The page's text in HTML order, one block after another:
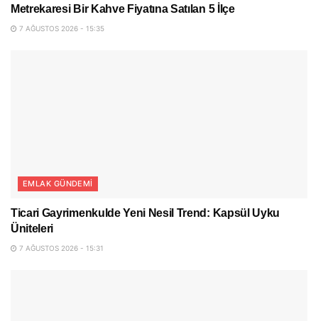
Metrekaresi Bir Kahve Fiyatına Satılan 5 İlçe
7 AĞUSTOS 2026 - 15:35
EMLAK GÜNDEMI
Ticari Gayrimenkulde Yeni Nesil Trend: Kapsül Uyku
Üniteleri
7 AĞUSTOS 2026 - 15:31